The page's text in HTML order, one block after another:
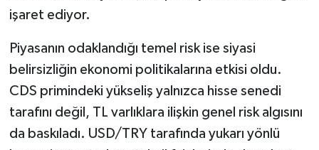
işaret ediyor.
Piyasanın odaklandığı temel risk ise siyasi
belirsizliğin ekonomi politikalarına etkisi oldu.
CDS primindeki yükseliş yalnızca hisse senedi
tarafını değil, TL varlıklara ilişkin genel risk algısını
da baskıladı. USD/TRY tarafında yukarı yönlü